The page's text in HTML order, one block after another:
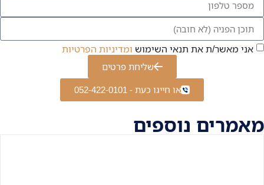
אני מאשר/ת את תנאי השימוש ומדיניות הפרטיות
שליחת פרטים
או חייגו כעת - 052-422-0101
מאמרים נוספים